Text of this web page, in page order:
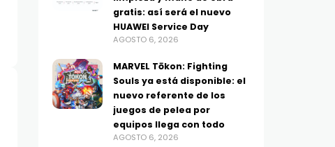
gratis: así será el nuevo
HUAWEI Service Day
AGOSTO 6, 2026
MARVEL Tōkon: Fighting
Souls ya está disponible: el
nuevo referente de los
juegos de pelea por
equipos llega con todo
AGOSTO 6, 2026